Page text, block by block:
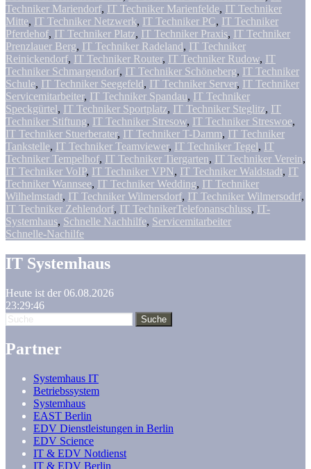
Techniker Mariendorf, IT Techniker Marienfelde, IT Techniker
Mitte, IT Techniker Netzwerk, IT Techniker PC, IT Techniker
Pferdehof, IT Techniker Platz, IT Techniker Praxis, IT Techniker
Prenzlauer Berg, IT Techniker Radeland, IT Techniker
Reinickendorf, IT Techniker Router, IT Techniker Rudow, IT
Techniker Schmargendorf, IT Techniker Schöneberg, IT Techniker
Schule, IT Techniker Seegefeld, IT Techniker Server, IT Techniker
Servicemitarbeiter, IT Techniker Spandau, IT Techniker
Speckgürtel, IT Techniker Sportplatz, IT Techniker Steglitz, IT
Techniker Stiftung, IT Techniker Stresow, IT Techniker Streswoe,
IT Techniker Stuerberater, IT Techniker T-Damm, IT Techniker
Tankstelle, IT Techniker Teamviewer, IT Techniker Tegel, IT
Techniker Tempelhof, IT Techniker Tiergarten, IT Techniker Verein,
IT Techniker VoIP, IT Techniker VPN, IT Techniker Waldstadt, IT
Techniker Wannsee, IT Techniker Wedding, IT Techniker
Wilhelmstadt, IT Techniker Wilmersdorf, IT Techniker Wilmersodrf,
IT Techniker Zehlendorf, IT TechnikerTelefonanschluss, IT-
Systemhaus, Schnelle Nachhilfe, Servicemitarbeiter
Schnelle-Nachilfe
IT Systemhaus
Heute ist der 06.08.2026
23:29:47
Partner
Systemhaus IT
Betriebssystem
Systemhaus
EAST Berlin
EDV Dienstleistungen in Berlin
EDV Science
IT & EDV Notdienst
IT & EDV Berlin